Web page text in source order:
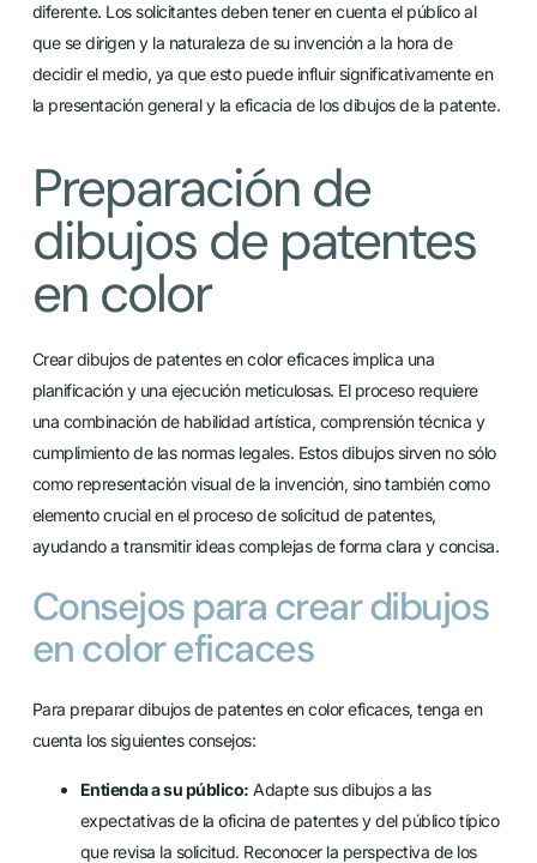
diferente. Los solicitantes deben tener en cuenta el público al
que se dirigen y la naturaleza de su invención a la hora de
decidir el medio, ya que esto puede influir significativamente en
la presentación general y la eficacia de los dibujos de la patente.
Preparación de
dibujos de patentes
en color
Crear dibujos de patentes en color eficaces implica una
planificación y una ejecución meticulosas. El proceso requiere
una combinación de habilidad artística, comprensión técnica y
cumplimiento de las normas legales. Estos dibujos sirven no sólo
como representación visual de la invención, sino también como
elemento crucial en el proceso de solicitud de patentes,
ayudando a transmitir ideas complejas de forma clara y concisa.
Consejos para crear dibujos
en color eficaces
Para preparar dibujos de patentes en color eficaces, tenga en
cuenta los siguientes consejos:
Entienda a su público: Adapte sus dibujos a las
expectativas de la oficina de patentes y del público típico
que revisa la solicitud. Reconocer la perspectiva de los